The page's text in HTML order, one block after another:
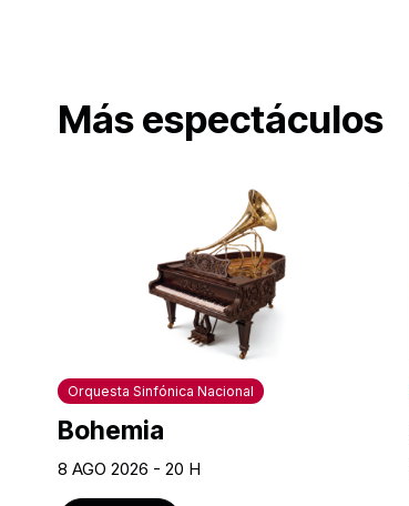
Más espectáculos
Orquesta Sinfónica Nacional
Bohemia
8 AGO 2026 - 20 H